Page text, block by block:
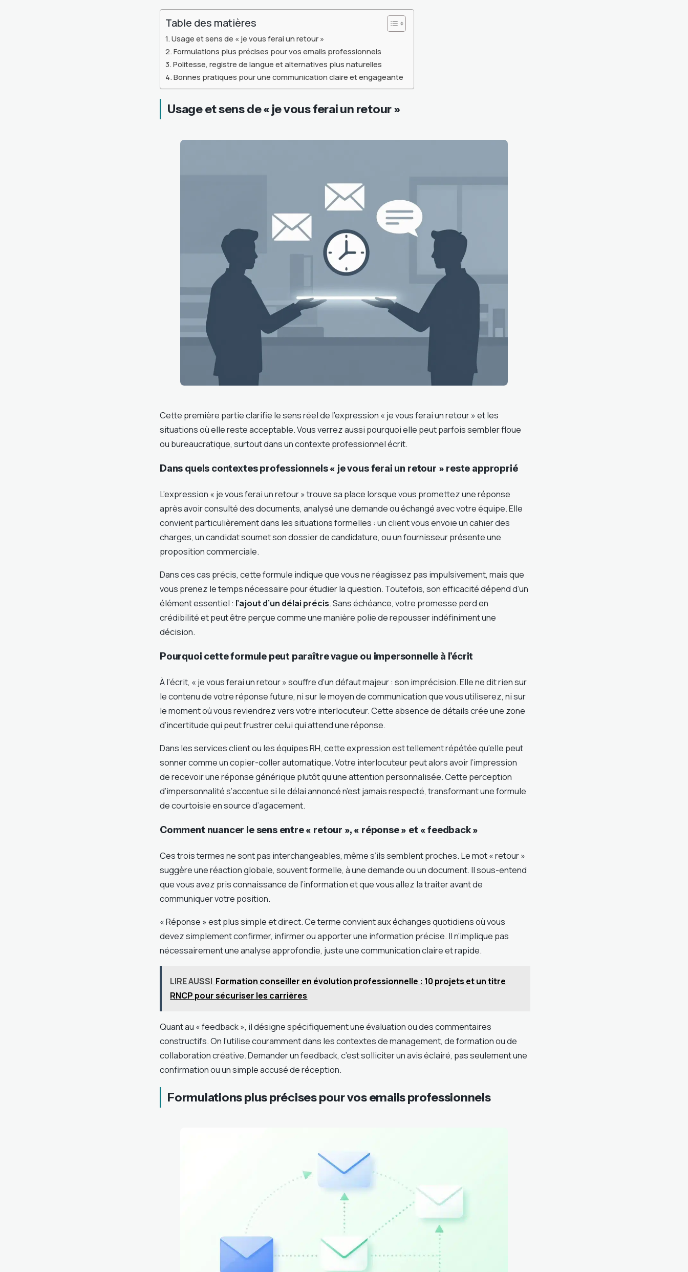
Table des matières
Usage et sens de « je vous ferai un retour »
Formulations plus précises pour vos emails professionnels
Politesse, registre de langue et alternatives plus naturelles
Bonnes pratiques pour une communication claire et engageante
Usage et sens de « je vous ferai un retour »
Cette première partie clarifie le sens réel de l’expression « je vous ferai un retour » et les
situations où elle reste acceptable. Vous verrez aussi pourquoi elle peut parfois sembler floue
ou bureaucratique, surtout dans un contexte professionnel écrit.
Dans quels contextes professionnels « je vous ferai un retour » reste approprié
L’expression « je vous ferai un retour » trouve sa place lorsque vous promettez une réponse
après avoir consulté des documents, analysé une demande ou échangé avec votre équipe. Elle
convient particulièrement dans les situations formelles : un client vous envoie un cahier des
charges, un candidat soumet son dossier de candidature, ou un fournisseur présente une
proposition commerciale.
Dans ces cas précis, cette formule indique que vous ne réagissez pas impulsivement, mais que
vous prenez le temps nécessaire pour étudier la question. Toutefois, son efficacité dépend d’un
élément essentiel : l’ajout d’un délai précis. Sans échéance, votre promesse perd en
crédibilité et peut être perçue comme une manière polie de repousser indéfiniment une
décision.
Pourquoi cette formule peut paraître vague ou impersonnelle à l’écrit
À l’écrit, « je vous ferai un retour » souffre d’un défaut majeur : son imprécision. Elle ne dit rien sur
le contenu de votre réponse future, ni sur le moyen de communication que vous utiliserez, ni sur
le moment où vous reviendrez vers votre interlocuteur. Cette absence de détails crée une zone
d’incertitude qui peut frustrer celui qui attend une réponse.
Dans les services client ou les équipes RH, cette expression est tellement répétée qu’elle peut
sonner comme un copier-coller automatique. Votre interlocuteur peut alors avoir l’impression
de recevoir une réponse générique plutôt qu’une attention personnalisée. Cette perception
d’impersonnalité s’accentue si le délai annoncé n’est jamais respecté, transformant une formule
de courtoisie en source d’agacement.
Comment nuancer le sens entre « retour », « réponse » et « feedback »
Ces trois termes ne sont pas interchangeables, même s’ils semblent proches. Le mot « retour »
suggère une réaction globale, souvent formelle, à une demande ou un document. Il sous-entend
que vous avez pris connaissance de l’information et que vous allez la traiter avant de
communiquer votre position.
« Réponse » est plus simple et direct. Ce terme convient aux échanges quotidiens où vous
devez simplement confirmer, infirmer ou apporter une information précise. Il n’implique pas
nécessairement une analyse approfondie, juste une communication claire et rapide.
LIRE AUSSI Formation conseiller en évolution professionnelle : 10 projets et un titre
RNCP pour sécuriser les carrières
Quant au « feedback », il désigne spécifiquement une évaluation ou des commentaires
constructifs. On l’utilise couramment dans les contextes de management, de formation ou de
collaboration créative. Demander un feedback, c’est solliciter un avis éclairé, pas seulement une
confirmation ou un simple accusé de réception.
Formulations plus précises pour vos emails professionnels